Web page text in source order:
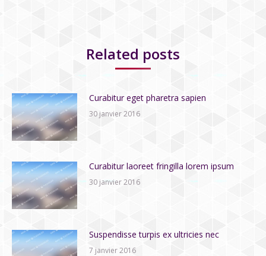
Related posts
Curabitur eget pharetra sapien
30 janvier 2016
Curabitur laoreet fringilla lorem ipsum
30 janvier 2016
Suspendisse turpis ex ultricies nec
7 janvier 2016